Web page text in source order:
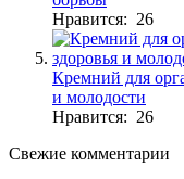
Нравится: 26
Кремний для
и молодости
Нравится: 26
Свежие комментарии